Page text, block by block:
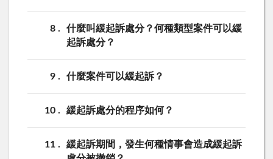
8
什麼叫緩起訴處分？何種類型案件可以緩
起訴處分？
9 什麼案件可以緩起訴？
10 緩起訴處分的程序如何？
11
緩起訴期間，發生何種情事會造成緩起訴